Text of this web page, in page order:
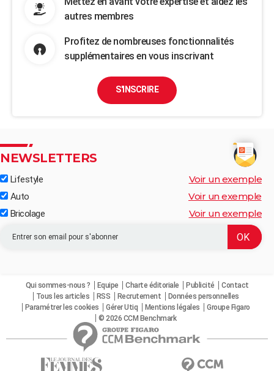
autres membres
Profitez de nombreuses fonctionnalités
supplémentaires en vous inscrivant
S'INSCRIRE
NEWSLETTERS
Lifestyle Voir un exemple
Auto Voir un exemple
Bricolage Voir un exemple
Qui sommes-nous ? Equipe Charte éditoriale Publicité
Contact
Tous les articles
RSS Recrutement
Données personnelles
Paramétrer les cookies
Gérer Utiq Mentions légales
Groupe Figaro
© 2026 CCM Benchmark